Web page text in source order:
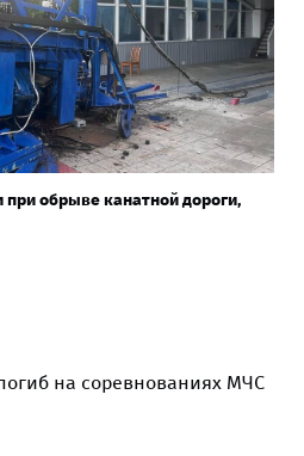
при обрыве канатной дороги,